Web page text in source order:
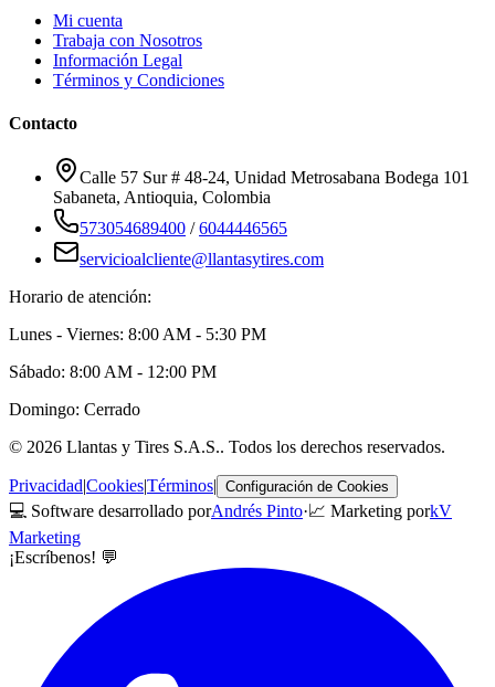
Mi cuenta
Trabaja con Nosotros
Información Legal
Términos y Condiciones
Contacto
Calle 57 Sur # 48-24, Unidad Metrosabana Bodega 101
Sabaneta, Antioquia, Colombia
573054689400 /6044446565
servicioalcliente@llantasytires.com
Horario de atención:
Lunes - Viernes: 8:00 AM - 5:30 PM
Sábado: 8:00 AM - 12:00 PM
Domingo: Cerrado
© 2026 Llantas y Tires S.A.S.. Todos los derechos reservados.
Privacidad|Cookies|Términos| Configuración de Cookies
💻 Software desarrollado porAndrés Pinto·📈 Marketing porkV
Marketing
¡Escríbenos! 💬